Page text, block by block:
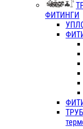
ФИТИНГИ